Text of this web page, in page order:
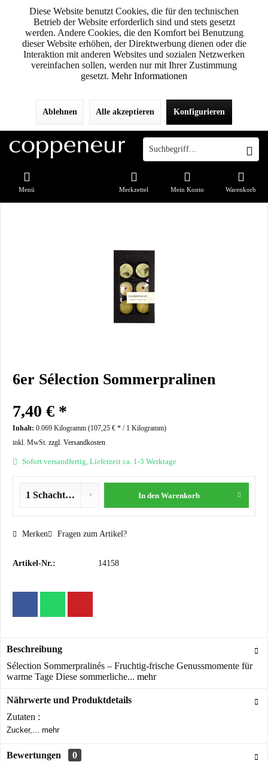
Diese Website benutzt Cookies, die für den technischen
Betrieb der Website erforderlich sind und stets gesetzt
werden. Andere Cookies, die den Komfort bei Benutzung
dieser Website erhöhen, der Direktwerbung dienen oder die
Interaktion mit anderen Websites und sozialen Netzwerken
vereinfachen sollen, werden nur mit Ihrer Zustimmung
gesetzt. Mehr Informationen
Ablehnen Alle akzeptieren Konfigurieren
Menü Warenkorb
Merkzettel Mein Konto
6er Sélection Sommerpralinen
7,40 € *
Inhalt: 0.069 Kilogramm (107,25 € * / 1 Kilogramm)
inkl. MwSt. zzgl. Versandkosten
Sofort versandfertig, Lieferzeit ca. 1-3 Werktage
In den Warenkorb
Merken Fragen zum Artikel?
Artikel-Nr.: 14158
Beschreibung
Sélection Sommerpralinés – Fruchtig-frische Genussmomente für
warme Tage Diese sommerliche... mehr
Nährwerte und Produktdetails
Zutaten :
Zucker,... mehr
Bewertungen
0